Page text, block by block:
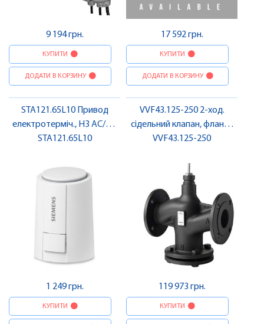
9 194 грн.
КУПИТИ
ДОДАТИ В КОРЗИНУ
17 592 грн.
КУПИТИ
ДОДАТИ В КОРЗИНУ
STA121.65L10 Привод
електротерміч., НЗ AC/DC
24V | SIEMENS
STA121.65L10
1 249 грн.
КУПИТИ
VVF43.125-250 2-ход.
сідельний клапан, фланц.,
PN16, DN125, kvs 250 |
VVF43.125-250
119 973 грн.
КУПИТИ